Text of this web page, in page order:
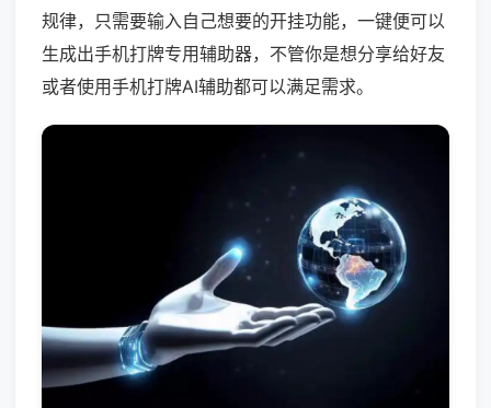
规律，只需要输入自己想要的开挂功能，一键便可以
生成出手机打牌专用辅助器，不管你是想分享给好友
或者使用手机打牌AI辅助都可以满足需求。